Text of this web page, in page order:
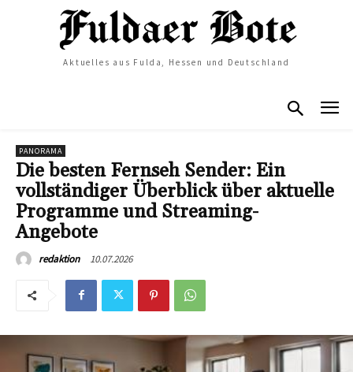
Aktuelles aus Fulda, Hessen und Deutschland
PANORAMA
Die besten Fernseh Sender: Ein
vollständiger Überblick über aktuelle
Programme und Streaming-
Angebote
redaktion 10.07.2026